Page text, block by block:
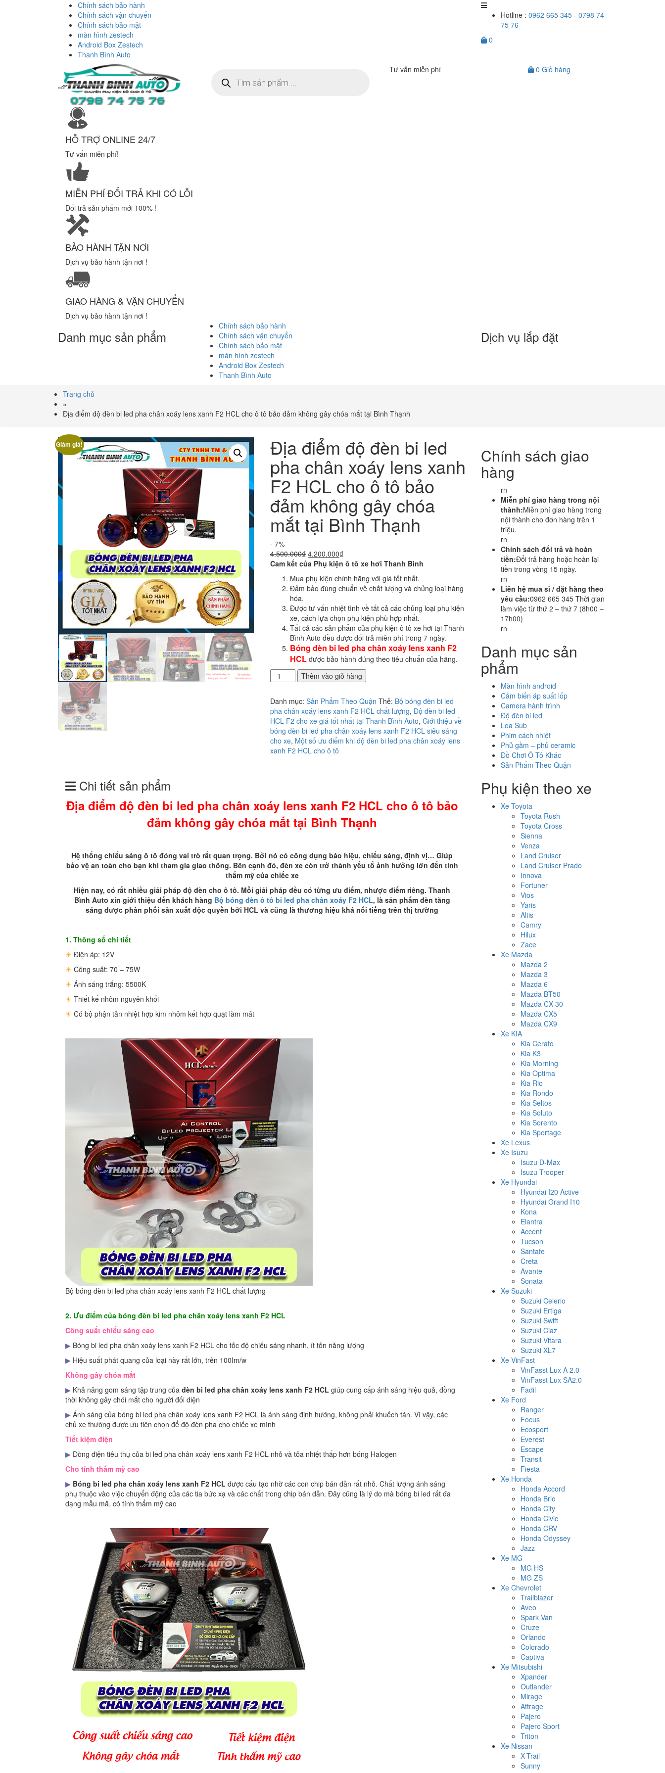
Chính sách bảo hành
Chính sách vận chuyển
Chính sách bảo mật
màn hình zestech
Android Box Zestech
Thanh Bình Auto
Hotline : 0962 665 345 - 0798 74
75 76
0
kiếm
sản
Tư vấn miễn phí 0 Giỏ hàng
HỖ TRỢ ONLINE 24/7
Tư vấn miễn phí!
MIỄN PHÍ ĐỔI TRẢ KHI CÓ LỖI
Đổi trả sản phẩm mới 100% !
BẢO HÀNH TẬN NƠI
Dịch vụ bảo hành tận nơi !
GIAO HÀNG & VẬN CHUYỂN
Dịch vụ bảo hành tận nơi !
Danh mục sản phẩm
Chính sách bảo hành
Chính sách vận chuyển
Chính sách bảo mật
màn hình zestech
Android Box Zestech
Thanh Bình Auto
Dịch vụ lắp đặt
Trang chủ
»
Địa điểm độ đèn bi led pha chân xoáy lens xanh F2 HCL cho ô tô bảo đảm không gây chóa mắt tại Bình Thạnh
Giảm giá! Địa điểm độ đèn bi led
pha chân xoáy lens xanh
F2 HCL cho ô tô bảo
đảm không gây chóa
mắt tại Bình Thạnh
- 7%
4.500.000₫ Giá
gốc
4.500.000₫.
4.200.000₫Giá
hiện
là:
4.200.000₫.
Cam kết của Phụ kiện ô tô xe hơi Thanh Bình
Mua phụ kiện chính hãng với giá tốt nhất.
Đảm bảo đúng chuẩn về chất lượng và chủng loại hàng
hóa.
Được tư vấn nhiệt tình về tất cả các chủng loại phụ kiện
xe, cách lựa chọn phụ kiện phù hợp nhất.
Tất cả các sản phẩm của phụ kiện ô tô xe hơi tại Thanh
Bình Auto đều được đổi trả miễn phí trong 7 ngày.
Bóng đèn bi led pha chân xoáy lens xanh F2
HCL được bảo hành đúng theo tiêu chuẩn của hãng.
Địa
điểm
đèn
bi
led
pha
chân
xoáy
cho
ô
tô
không
gây
chóa
mắt
tại
Bình
Thạnh
Thêm vào giỏ hàng
Danh mục: Sản Phẩm Theo Quận Thẻ: Bộ bóng đèn bi led
pha chân xoáy lens xanh F2 HCL chất lượng, Độ đèn bi led
HCL F2 cho xe giá tốt nhất tại Thanh Bình Auto, Giới thiệu về
bóng đèn bi led pha chân xoáy lens xanh F2 HCL siêu sáng
cho xe, Một số ưu điểm khi độ đèn bi led pha chân xoáy lens
xanh F2 HCL cho ô tô
Chi tiết sản phẩm
Địa điểm độ đèn bi led pha chân xoáy lens xanh F2 HCL cho ô tô bảo
đảm không gây chóa mắt tại Bình Thạnh
Hệ thống chiếu sáng ô tô đóng vai trò rất quan trọng. Bởi nó có công dụng báo hiệu, chiếu sáng, định vị… Giúp
bảo vệ an toàn cho bạn khi tham gia giao thông. Bên cạnh đó, đèn xe còn trở thành yếu tố ảnh hưởng lớn đến tính
thẩm mỹ của chiếc xe
Hiện nay, có rất nhiều giải pháp độ đèn cho ô tô. Mỗi giải pháp đều có từng ưu điểm, nhược điểm riêng. Thanh
Bình Auto xin giới thiệu đến khách hàng Bộ bóng đèn ô tô bi led pha chân xoáy F2 HCL, là sản phẩm đèn tăng
sáng được phân phối sản xuất độc quyền bởi HCL và cũng là thương hiệu khá nổi tiếng trên thị trường
1. Thông số chi tiết
☀ Điện áp: 12V
☀ Công suất: 70 – 75W
☀ Ánh sáng trắng: 5500K
☀ Thiết kế nhôm nguyên khối
☀ Có bộ phận tản nhiệt hợp kim nhôm kết hợp quạt làm mát
Bộ bóng đèn bi led pha chân xoáy lens xanh F2 HCL chất lượng
2. Ưu điểm của bóng đèn bi led pha chân xoáy lens xanh F2 HCL
Công suất chiếu sáng cao
▶ Bóng bi led pha chân xoáy lens xanh F2 HCL cho tốc độ chiếu sáng nhanh, ít tốn năng lượng
▶ Hiệu suất phát quang của loại này rất lớn, trên 100Im/w
Không gây chóa mắt
▶ Khả năng gom sáng tập trung của đèn bi led pha chân xoáy lens xanh F2 HCL giúp cung cấp ánh sáng hiệu quả, đồng
thời không gây chói mắt cho người đối diện
▶ Ánh sáng của bóng bi led pha chân xoáy lens xanh F2 HCL là ánh sáng định hướng, không phải khuếch tán. Vì vậy, các
chủ xe thường được ưu tiên chọn để độ đèn pha cho chiếc xe mình
Tiết kiệm điện
▶ Dòng điện tiêu thụ của bi led pha chân xoáy lens xanh F2 HCL nhỏ và tỏa nhiệt thấp hơn bóng Halogen
Cho tính thẩm mỹ cao
▶ Bóng bi led pha chân xoáy lens xanh F2 HCL được cấu tạo nhờ các con chip bán dẫn rất nhỏ. Chất lượng ánh sáng
phụ thuộc vào việc chuyển động của các tia bức xạ và các chất trong chip bán dẫn. Đây cũng là lý do mà bóng bi led rất đa
dạng mẫu mã, có tính thẩm mỹ cao
Chính sách giao
hàng
rn
Miễn phí giao hàng trong nội
thành:Miễn phí giao hàng trong
nội thành cho đơn hàng trên 1
triệu.
rn
Chính sách đổi trả và hoàn
tiền:Đổi trả hàng hoặc hoàn lại
tiền trong vòng 15 ngày.
rn
Liên hệ mua sỉ / đặt hàng theo
yêu cầu:0962 665 345 Thời gian
làm việc từ thứ 2 – thứ 7 (8h00 –
17h00)
rn
Danh mục sản
phẩm
Màn hình android
Cảm biến áp suất lốp
Camera hành trình
Độ đèn bi led
Loa Sub
Phim cách nhiệt
Phủ gầm – phủ ceramic
Đồ Chơi Ô Tô Khác
Sản Phẩm Theo Quận
Phụ kiện theo xe
Xe Toyota
Toyota Rush
Toyota Cross
Sienna
Venza
Land Cruiser
Land Cruiser Prado
Innova
Fortuner
Vios
Yaris
Altis
Camry
Hilux
Zace
Xe Mazda
Mazda 2
Mazda 3
Mazda 6
Mazda BT50
Mazda CX-30
Mazda CX5
Mazda CX9
Xe KIA
Kia Cerato
Kia K3
Kia Morning
Kia Optima
Kia Rio
Kia Rondo
Kia Seltos
Kia Soluto
Kia Sorento
Kia Sportage
Xe Lexus
Xe Isuzu
Isuzu D-Max
Isuzu Trooper
Xe Hyundai
Hyundai I20 Active
Hyundai Grand I10
Kona
Elantra
Accent
Tucson
Santafe
Creta
Avante
Sonata
Xe Suzuki
Suzuki Celerio
Suzuki Ertiga
Suzuki Swift
Suzuki Ciaz
Suzuki Vitara
Suzuki XL7
Xe VinFast
VinFasst Lux A 2.0
VinFasst Lux SA2.0
Fadil
Xe Ford
Ranger
Focus
Ecosport
Everest
Escape
Transit
Fiesta
Xe Honda
Honda Accord
Honda Brio
Honda City
Honda Civic
Honda CRV
Honda Odyssey
Jazz
Xe MG
MG HS
MG ZS
Xe Chevrolet
Trailblazer
Aveo
Spark Van
Cruze
Orlando
Colorado
Captiva
Xe Mitsubishi
Xpander
Outlander
Mirage
Attrage
Pajero
Pajero Sport
Triton
Xe Nissan
X-Trail
Sunny